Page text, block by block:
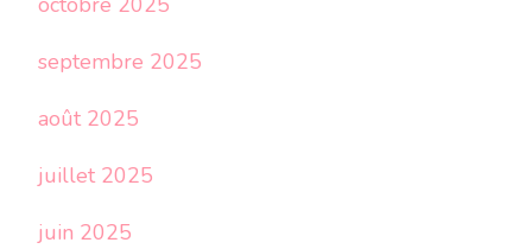
septembre 2025
août 2025
juillet 2025
juin 2025